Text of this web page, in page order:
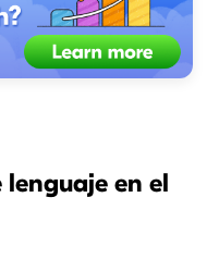
en el